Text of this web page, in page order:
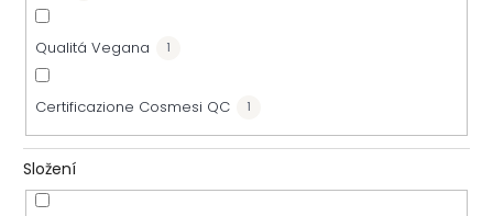
Qualitá Vegana 1
Certificazione Cosmesi QC 1
Složení